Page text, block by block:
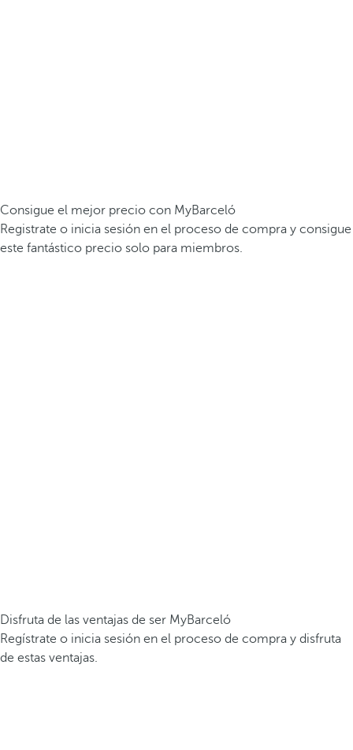
Consigue el mejor precio con MyBarceló
Registrate o inicia sesión en el proceso de compra y consigue
este fantástico precio solo para miembros.
Disfruta de las ventajas de ser MyBarceló
Regístrate o inicia sesión en el proceso de compra y disfruta
de estas ventajas.